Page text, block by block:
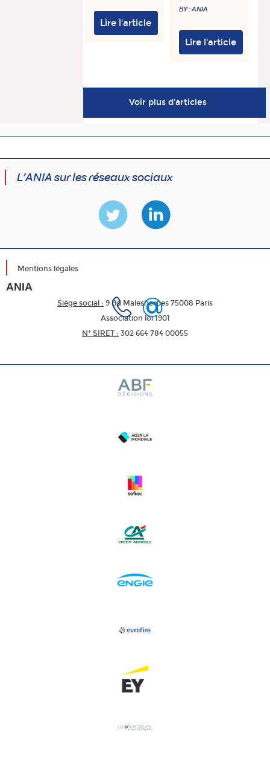
Lire l'article
BY : ANIA
Lire l'article
Voir plus d'articles
L’ANIA sur les réseaux sociaux
Mentions légales
ANIA
Siège social : 9 Bd Malesherbes 75008 Paris
Association loi 1901
N* SIRET : 302 664 784 00055